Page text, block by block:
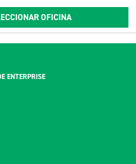
OFICINA
ENTERPRISE